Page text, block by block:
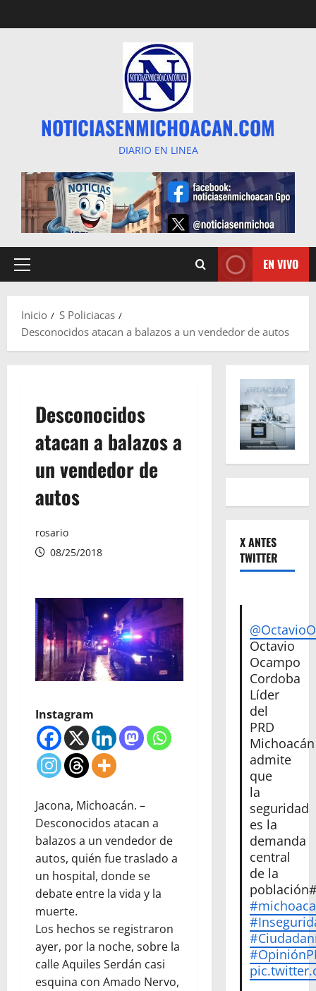
al
NOTICIASENMICHOACAN.COM
DIARIO EN LINEA
Menú
EN VIVO
Inicio
S Policiacas
Desconocidos atacan a balazos a un vendedor de autos
Desconocidos
atacan a balazos a
un vendedor de
autos
rosario
08/25/2018
Instagram
Jacona, Michoacán. –
Desconocidos atacan a
balazos a un vendedor de
autos, quién fue traslado a
un hospital, donde se
debate entre la vida y la
muerte.
Los hechos se registraron
ayer, por la noche, sobre la
calle Aquiles Serdán casi
esquina con Amado Nervo,
X ANTES
TWITTER
Octavio
Ocampo
Cordoba
Líder
del
PRD
Michoacán
admite
que
la
seguridad
es la
demanda
central
de la